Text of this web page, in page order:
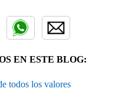
EN ESTE BLOG:
todos los valores